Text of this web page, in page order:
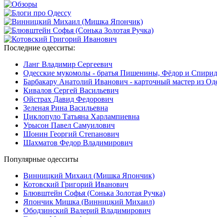
Последние одесситы:
Ланг Владимир Сергеевич
Одесские мукомолы - братья Пишенины, Фёдор и
Барбакару Анатолий Иванович - карточный мастер из
Кивалов Сергей Васильевич
Ойстрах Давид Федорович
Зеленая Рина Васильевна
Циклопуло Татьяна Харлампиевна
Урысон Павел Самуилович
Шонин Георгий Степанович
Шахматов Федор Владимирович
Популярные одесситы
Винницкий Михаил (Мишка Япончик)
Котовский Григорий Иванович
Блювштейн Софья (Сонька Золотая Ручка)
Япончик Мишка (Винницкий Михаил)
Ободзинский Валерий Владимирович